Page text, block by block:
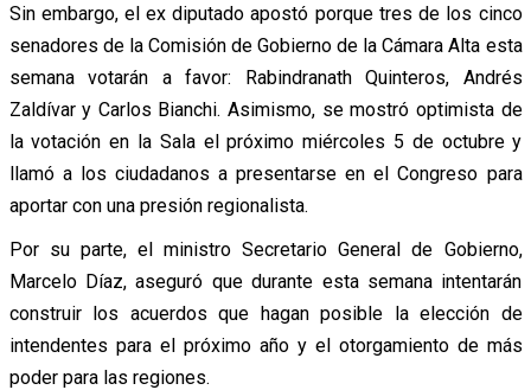
Sin embargo, el ex diputado apostó porque tres de los cinco
senadores de la Comisión de Gobierno de la Cámara Alta esta
semana votarán a favor: Rabindranath Quinteros, Andrés
Zaldívar y Carlos Bianchi. Asimismo, se mostró optimista de
la votación en la Sala el próximo miércoles 5 de octubre y
llamó a los ciudadanos a presentarse en el Congreso para
aportar con una presión regionalista.
Por su parte, el ministro Secretario General de Gobierno,
Marcelo Díaz, aseguró que durante esta semana intentarán
construir los acuerdos que hagan posible la elección de
intendentes para el próximo año y el otorgamiento de más
poder para las regiones.